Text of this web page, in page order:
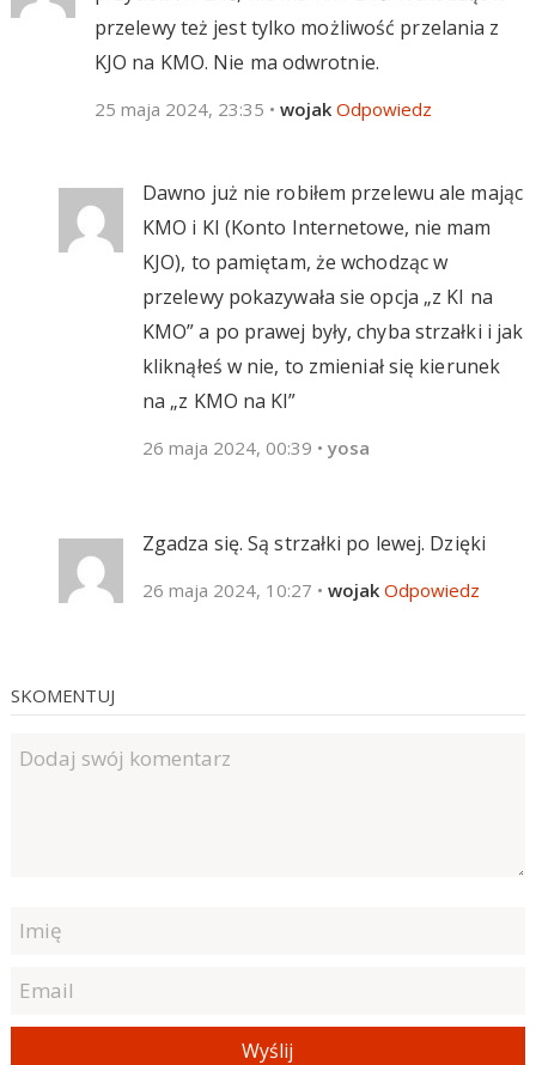
przelewy też jest tylko możliwość przelania z
KJO na KMO. Nie ma odwrotnie.
25 maja 2024, 23:35 • wojak Odpowiedz
Dawno już nie robiłem przelewu ale mając
KMO i KI (Konto Internetowe, nie mam
KJO), to pamiętam, że wchodząc w
przelewy pokazywała sie opcja „z KI na
KMO” a po prawej były, chyba strzałki i jak
kliknąłeś w nie, to zmieniał się kierunek
na „z KMO na KI”
26 maja 2024, 00:39 • yosa
Zgadza się. Są strzałki po lewej. Dzięki
26 maja 2024, 10:27 • wojak Odpowiedz
SKOMENTUJ
Wyślij